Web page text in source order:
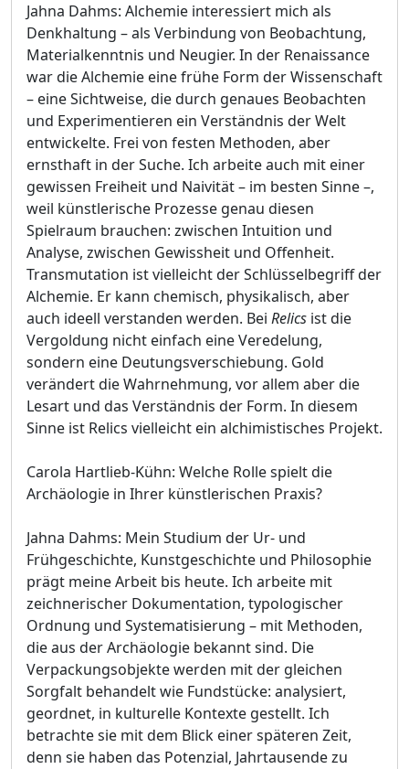
Jahna Dahms: Alchemie interessiert mich als
Denkhaltung – als Verbindung von Beobachtung,
Materialkenntnis und Neugier. In der Renaissance
war die Alchemie eine frühe Form der Wissenschaft
– eine Sichtweise, die durch genaues Beobachten
und Experimentieren ein Verständnis der Welt
entwickelte. Frei von festen Methoden, aber
ernsthaft in der Suche. Ich arbeite auch mit einer
gewissen Freiheit und Naivität – im besten Sinne –,
weil künstlerische Prozesse genau diesen
Spielraum brauchen: zwischen Intuition und
Analyse, zwischen Gewissheit und Offenheit.
Transmutation ist vielleicht der Schlüsselbegriff der
Alchemie. Er kann chemisch, physikalisch, aber
auch ideell verstanden werden. Bei Relics ist die
Vergoldung nicht einfach eine Veredelung,
sondern eine Deutungsverschiebung. Gold
verändert die Wahrnehmung, vor allem aber die
Lesart und das Verständnis der Form. In diesem
Sinne ist Relics vielleicht ein alchimistisches Projekt.
Carola Hartlieb-Kühn: Welche Rolle spielt die
Archäologie in Ihrer künstlerischen Praxis?
Jahna Dahms: Mein Studium der Ur- und
Frühgeschichte, Kunstgeschichte und Philosophie
prägt meine Arbeit bis heute. Ich arbeite mit
zeichnerischer Dokumentation, typologischer
Ordnung und Systematisierung – mit Methoden,
die aus der Archäologie bekannt sind. Die
Verpackungsobjekte werden mit der gleichen
Sorgfalt behandelt wie Fundstücke: analysiert,
geordnet, in kulturelle Kontexte gestellt. Ich
betrachte sie mit dem Blick einer späteren Zeit,
denn sie haben das Potenzial, Jahrtausende zu